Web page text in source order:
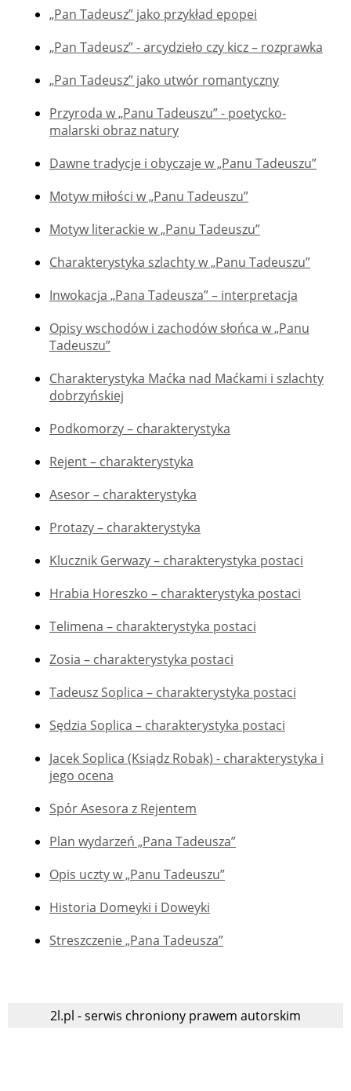
„Pan Tadeusz” jako przykład epopei
„Pan Tadeusz” - arcydzieło czy kicz – rozprawka
„Pan Tadeusz” jako utwór romantyczny
Przyroda w „Panu Tadeuszu” - poetycko-
malarski obraz natury
Dawne tradycje i obyczaje w „Panu Tadeuszu”
Motyw miłości w „Panu Tadeuszu”
Motyw literackie w „Panu Tadeuszu”
Charakterystyka szlachty w „Panu Tadeuszu”
Inwokacja „Pana Tadeusza” – interpretacja
Opisy wschodów i zachodów słońca w „Panu
Tadeuszu”
Charakterystyka Maćka nad Maćkami i szlachty
dobrzyńskiej
Podkomorzy – charakterystyka
Rejent – charakterystyka
Asesor – charakterystyka
Protazy – charakterystyka
Klucznik Gerwazy – charakterystyka postaci
Hrabia Horeszko – charakterystyka postaci
Telimena – charakterystyka postaci
Zosia – charakterystyka postaci
Tadeusz Soplica – charakterystyka postaci
Sędzia Soplica – charakterystyka postaci
Jacek Soplica (Ksiądz Robak) - charakterystyka i
jego ocena
Spór Asesora z Rejentem
Plan wydarzeń „Pana Tadeusza”
Opis uczty w „Panu Tadeuszu”
Historia Domeyki i Doweyki
Streszczenie „Pana Tadeusza”
2l.pl - serwis chroniony prawem autorskim